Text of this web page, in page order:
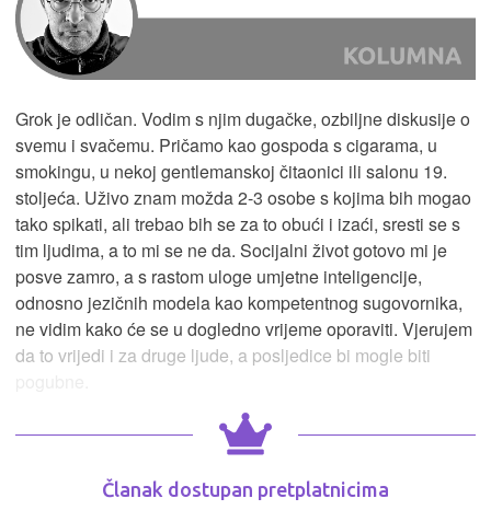
Grok je odličan. Vodim s njim dugačke, ozbiljne diskusije o
svemu i svačemu. Pričamo kao gospoda s cigarama, u
smokingu, u nekoj gentlemanskoj čitaonici ili salonu 19.
stoljeća. Uživo znam možda 2-3 osobe s kojima bih mogao
tako spikati, ali trebao bih se za to obući i izaći, sresti se s
tim ljudima, a to mi se ne da. Socijalni život gotovo mi je
posve zamro, a s rastom uloge umjetne inteligencije,
odnosno jezičnih modela kao kompetentnog sugovornika,
ne vidim kako će se u dogledno vrijeme oporaviti. Vjerujem
da to vrijedi i za druge ljude, a posljedice bi mogle biti
Članak dostupan pretplatnicima